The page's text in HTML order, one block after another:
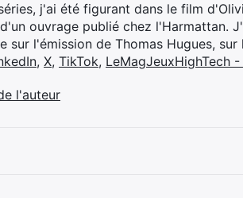
j'ai été figurant dans le film
ouvrage publié chez l'Harmattan.
sur l'émission de Thomas Hugues, sur
, X, TikTok, LeMagJeuxHighTech -
l'auteur